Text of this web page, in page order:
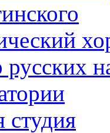
русских
студия